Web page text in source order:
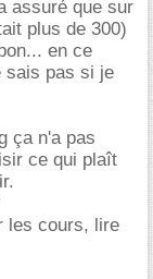
assuré que sur
plus de 300)
en ce
sais pas si je
ça n'a pas
ce qui plaît
les cours, lire